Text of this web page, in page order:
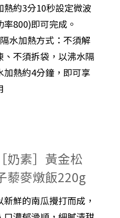
熱約3分10秒設定微波
率800)即可完成。
水加熱方式：不須解
、不須拆袋，以沸水隔
加熱約4分鐘，即可享
［奶素］黃金松
藜麥燉飯220g
新鮮的南瓜攪打而成，